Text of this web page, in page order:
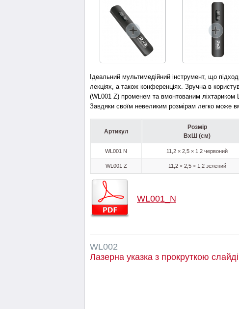
Ідеальний мультимедійний інструмент, що
лекціях, а також конференціях. Зручна в
(WL001 Z) променем та вмонтованим ліхтариком
Завдяки своїм невеликим розмірам легко може
Артикул
Розмір
ВхШ (см)
WL001 N 11,2 × 2,5 × 1,2 червоний
WL001 Z 11,2 × 2,5 × 1,2 зелений
WL001_N
WL002
Лазерна указка з прокруткою